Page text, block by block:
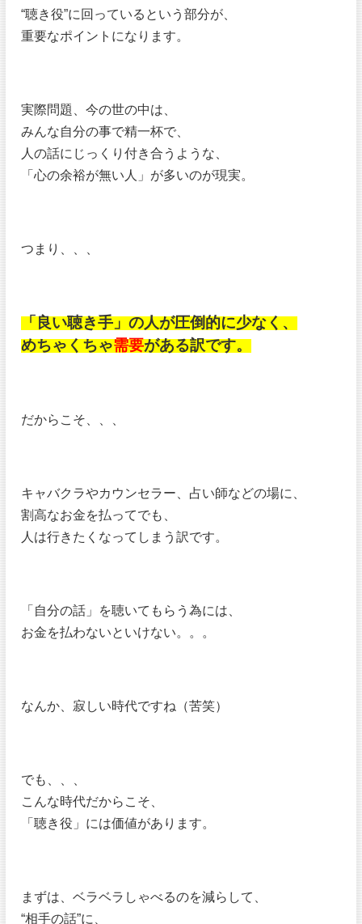
“聴き役”に回っているという部分が、
重要なポイントになります。
実際問題、今の世の中は、
みんな自分の事で精一杯で、
人の話にじっくり付き合うような、
「心の余裕が無い人」が多いのが現実。
つまり、、、
「良い聴き手」の人が圧倒的に少なく、
めちゃくちゃ需要がある訳です。
だからこそ、、、
キャバクラやカウンセラー、占い師などの場に、
割高なお金を払ってでも、
人は行きたくなってしまう訳です。
「自分の話」を聴いてもらう為には、
お金を払わないといけない。。。
なんか、寂しい時代ですね（苦笑）
でも、、、
こんな時代だからこそ、
「聴き役」には価値があります。
まずは、ベラベラしゃべるのを減らして、
“相手の話”に、